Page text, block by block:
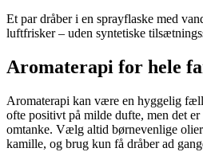
Et par dråber i en sprayflaske med
luftfrisker – uden syntetiske
Aromaterapi for hele
Aromaterapi kan være en hyggelig
ofte positivt på milde dufte, men det
omtanke. Vælg altid børnevenlige
kamille, og brug kun få dråber ad